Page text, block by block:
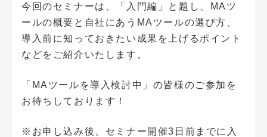
今回のセミナーは、「入門編」と題し、MAツ
ールの概要と自社にあうMAツールの選び方、
導入前に知っておきたい成果を上げるポイント
などをご紹介いたします。
「MAツールを導入検討中」の皆様のご参加を
お待ちしております！
※お申し込み後、セミナー開催3日前までに入